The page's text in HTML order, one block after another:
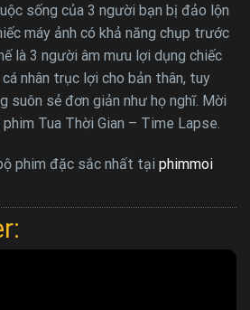
sống của 3 người bạn bị đảo lộn
máy ảnh có khả năng chụp trước
là 3 người âm mưu lợi dụng chiếc
nhân trục lợi cho bản thân, tuy
suôn sẻ đơn giản như họ nghĩ. Mời
Tua Thời Gian – Time Lapse.
phim đặc sắc nhất tại phimmoi